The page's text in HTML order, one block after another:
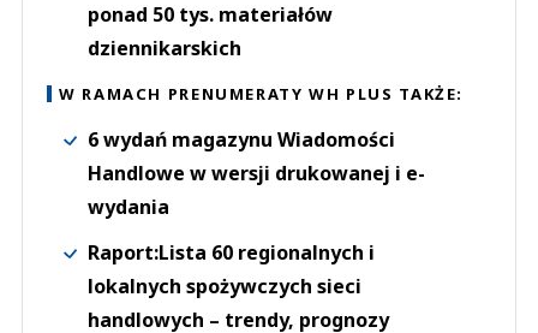
ponad 50 tys. materiałów
dziennikarskich
W RAMACH PRENUMERATY WH PLUS TAKŻE:
6 wydań magazynu Wiadomości
Handlowe w wersji drukowanej i e-
wydania
Raport:Lista 60 regionalnych i
lokalnych spożywczych sieci
handlowych – trendy, prognozy